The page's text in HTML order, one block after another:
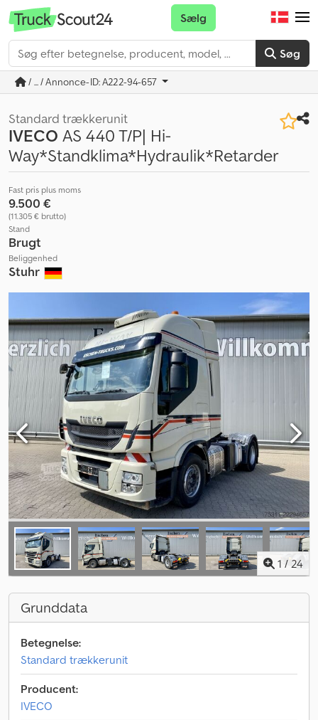
Søg
Sælg
/ ... / Annonce-ID: A222-94-657
Standard trækkerunit
IVECO AS 440 T/P| Hi-
Way*Standklima*Hydraulik*Retarder
Fast pris plus moms
9.500 €
(11.305 € brutto)
Stand
Brugt
Beliggenhed
Stuhr
1 / 24
Grunddata
Betegnelse:
Standard trækkerunit
Producent:
IVECO